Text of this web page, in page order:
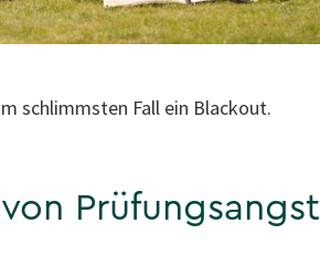
schlimmsten Fall ein Blackout.
Prüfungsangst